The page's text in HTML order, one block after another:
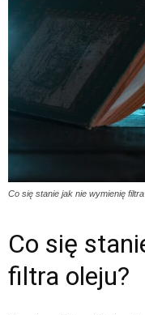
Co się stanie jak nie wymienię
Co się
filtra oleju?